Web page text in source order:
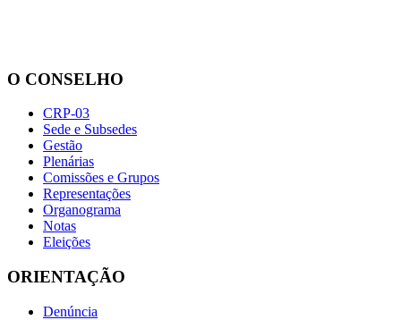
O CONSELHO
CRP-03
Sede e Subsedes
Gestão
Plenárias
Comissões e Grupos
Representações
Organograma
Notas
Eleições
ORIENTAÇÃO
Denúncia